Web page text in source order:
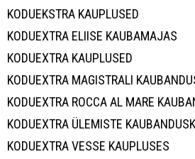
KODUEKSTRA KAUPLUSED
KODUEXTRA ELIISE KAUBAMAJAS
KODUEXTRA KAUPLUSED
KODUEXTRA MAGISTRALI
KODUEXTRA ROCCA AL MARE
KODUEXTRA ÜLEMISTE
KODUEXTRA VESSE KAUPLUSES